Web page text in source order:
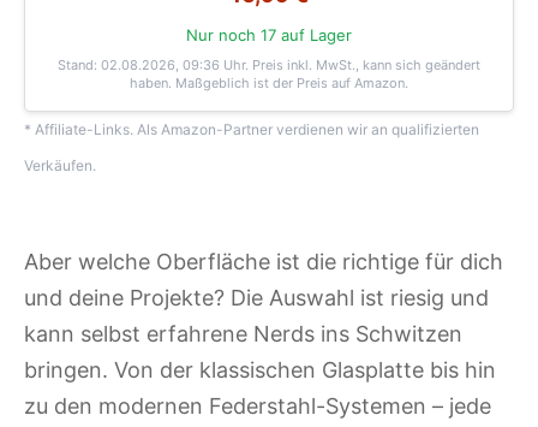
Nur noch 17 auf Lager
Stand: 02.08.2026, 09:36 Uhr. Preis inkl. MwSt., kann sich geändert
haben. Maßgeblich ist der Preis auf Amazon.
* Affiliate-Links. Als Amazon-Partner verdienen wir an qualifizierten
Verkäufen.
Aber welche Oberfläche ist die richtige für dich
und deine Projekte? Die Auswahl ist riesig und
kann selbst erfahrene Nerds ins Schwitzen
bringen. Von der klassischen Glasplatte bis hin
zu den modernen Federstahl-Systemen – jede